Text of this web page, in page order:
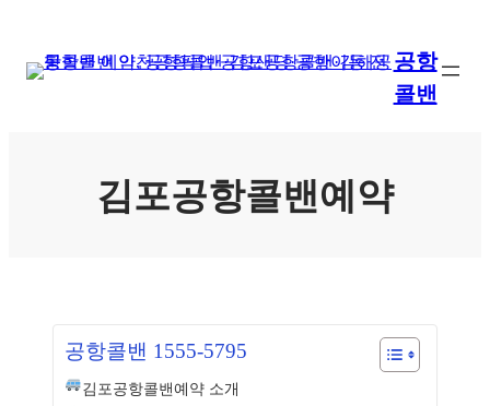
공항
콜밴
김포공항콜밴예약
공항콜밴 1555-5795
김포공항콜밴예약 소개